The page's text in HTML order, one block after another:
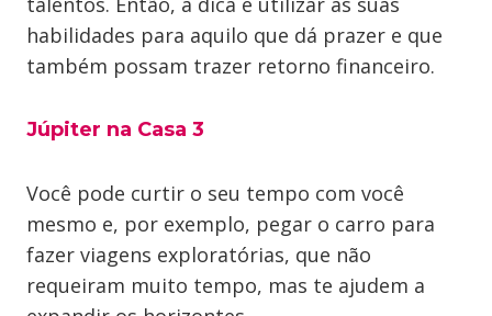
habilidades para aquilo que dá prazer e que
também possam trazer retorno financeiro.
Júpiter na Casa 3
Você pode curtir o seu tempo com você
mesmo e, por exemplo, pegar o carro para
fazer viagens exploratórias, que não
requeiram muito tempo, mas te ajudem a